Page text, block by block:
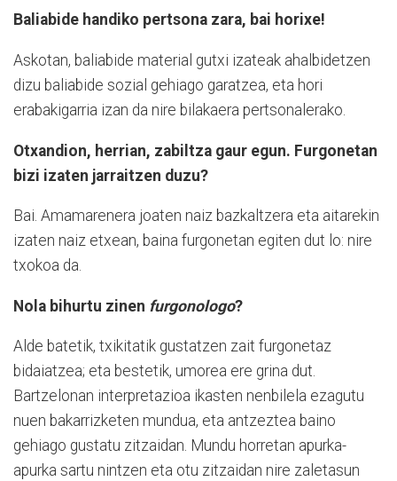
Baliabide handiko pertsona zara, bai horixe!
Askotan, baliabide material gutxi izateak ahalbidetzen
dizu baliabide sozial gehiago garatzea, eta hori
erabakigarria izan da nire bilakaera pertsonalerako.
Otxandion, herrian, zabiltza gaur egun. Furgonetan
bizi izaten jarraitzen duzu?
Bai. Amamarenera joaten naiz bazkaltzera eta aitarekin
izaten naiz etxean, baina furgonetan egiten dut lo: nire
txokoa da.
Nola bihurtu zinen furgonologo?
Alde batetik, txikitatik gustatzen zait furgonetaz
bidaiatzea; eta bestetik, umorea ere grina dut.
Bartzelonan interpretazioa ikasten nenbilela ezagutu
nuen bakarrizketen mundua, eta antzeztea baino
gehiago gustatu zitzaidan. Mundu horretan apurka-
apurka sartu nintzen eta otu zitzaidan nire zaletasun